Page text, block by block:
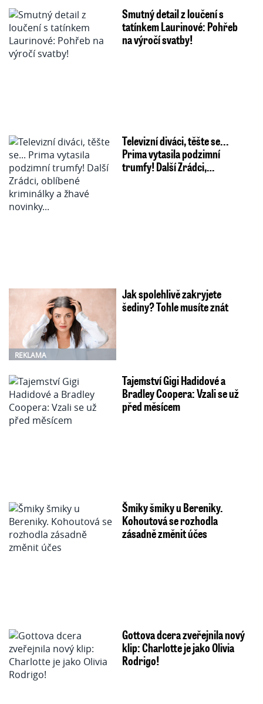
Smutný detail z loučení s
tatínkem Laurinové: Pohřeb
na výročí svatby!
Televizní diváci, těšte se...
Prima vytasila podzimní
trumfy! Další Zrádci,…
REKLAMA
Jak spolehlivě zakryjete
šediny? Tohle musíte znát
Tajemství Gigi Hadidové a
Bradley Coopera: Vzali se už
před měsícem
Šmiky šmiky u Bereniky.
Kohoutová se rozhodla
zásadně změnit účes
Gottova dcera zveřejnila nový
klip: Charlotte je jako Olivia
Rodrigo!